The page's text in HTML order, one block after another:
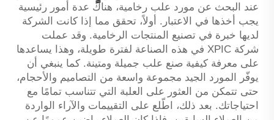
عند البحث عن مورد علب رخامية، هناك عدة أمور رئيسية
يجب أخذها في الاعتبار. أولاً، تحقق مما إذا كانت الشركة
لديها خبرة في تصنيع المنتجات الرخامية. وقد عملت
شركة XPIC في هذه الصناعة لفترة طويلة، وهذا يساعدها
على معرفة كيفية صنع علب جميلة ومتينة. كما ينبغي أن
يوفّر المورد الجيد مجموعة واسعة من التصاميم والأحجام،
حتى تتمكن من العثور على العلبة التي تتناسب تمامًا مع
احتياجاتك. بعد ذلك، اطّلع على التقييمات والآراء الواردة